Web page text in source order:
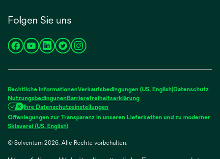
Folgen Sie uns
wird
neuen
Registerkarte
geöffnet
wird
neuen
Registerkarte
geöffnet
wird
neuen
Registerkarte
geöffnet
wird
neuen
Registerkarte
geöffnet
wird
neuen
Registerkarte
geöffnet
Rechtliche InformationenVerkaufsbedingungen (US, English)Datenschutz
NutzungsbedingunenBarrierefreiheitserklärung
Ihre Datenschutzeinstellungen
Offenlegungen zur Transparenz in unseren Lieferketten und zu moderner
Sklaverei (US, English)wird
einer
© Solventum 2026. Alle Rechte vorbehalten.